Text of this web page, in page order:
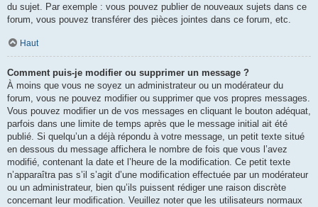
du sujet. Par exemple : vous pouvez publier de nouveaux sujets dans ce
forum, vous pouvez transférer des pièces jointes dans ce forum, etc.
Haut
Comment puis-je modifier ou supprimer un message ?
À moins que vous ne soyez un administrateur ou un modérateur du
forum, vous ne pouvez modifier ou supprimer que vos propres messages.
Vous pouvez modifier un de vos messages en cliquant le bouton adéquat,
parfois dans une limite de temps après que le message initial ait été
publié. Si quelqu’un a déjà répondu à votre message, un petit texte situé
en dessous du message affichera le nombre de fois que vous l’avez
modifié, contenant la date et l’heure de la modification. Ce petit texte
n’apparaîtra pas s’il s’agit d’une modification effectuée par un modérateur
ou un administrateur, bien qu’ils puissent rédiger une raison discrète
concernant leur modification. Veuillez noter que les utilisateurs normaux